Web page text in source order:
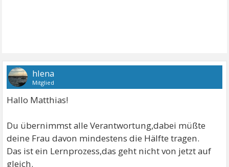
hlena
Mitglied
Hallo Matthias!
Du übernimmst alle Verantwortung,dabei müßte
deine Frau davon mindestens die Hälfte tragen.
Das ist ein Lernprozess,das geht nicht von jetzt auf
gleich.